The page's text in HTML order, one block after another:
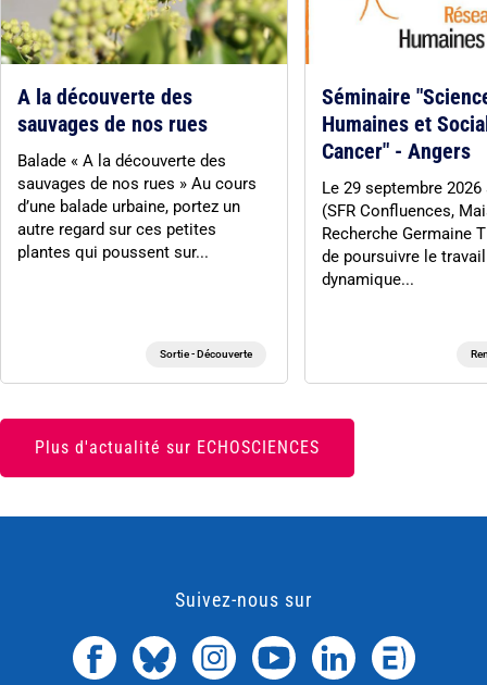
A la découverte des
sauvages de nos rues
Balade « A la découverte des
sauvages de nos rues » Au cours
d’une balade urbaine, portez un
autre regard sur ces petites
plantes qui poussent sur...
Sortie - Découverte
Séminaire
Humaines et
Cancer" - Angers
Le 29 septembre 2026
(SFR Confluences,
Recherche Germaine
de poursuivre le
dynamique...
Plus d'actualité sur ECHOSCIENCES
Suivez-nous sur